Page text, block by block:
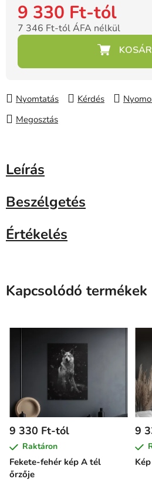
9 330 Ft-tól
7 346 Ft-tól ÁFA nélkül
Nyomtatás Kérdés
Megosztás
Leírás
Beszélgetés
Értékelés
Kapcsolódó termékek
Fekete-fehér kép A tél
őrzője
9 330 Ft-tól
Raktáron
9